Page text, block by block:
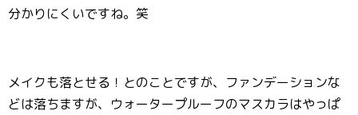
分かりにくいですね。笑
メイクも落とせる！とのことですが、ファンデーションな
どは落ちますが、ウォータープルーフのマスカラはやっぱ